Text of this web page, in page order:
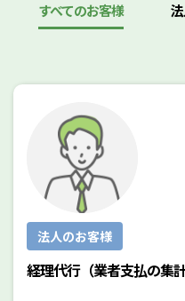
すべてのお客様
法人のお客様
経理代行（業者支払の集